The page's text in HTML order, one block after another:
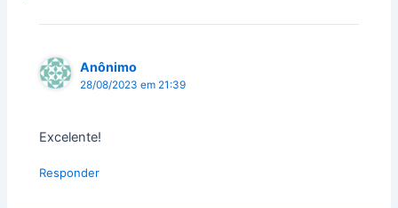
Anônimo
28/08/2023 em 21:39
Excelente!
Responder